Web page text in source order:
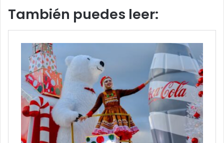
También puedes leer: